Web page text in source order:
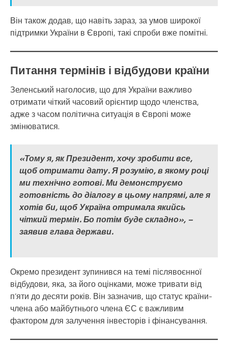
Він також додав, що навіть зараз, за умов широкої
підтримки України в Європі, такі спроби вже помітні.
Питання термінів і відбудови країни
Зеленський наголосив, що для України важливо
отримати чіткий часовий орієнтир щодо членства,
адже з часом політична ситуація в Європі може
змінюватися.
«Тому я, як Президент, хочу зробити все,
щоб отримати дату. Я розумію, в якому році
ми технічно готові. Ми демонструємо
готовність до діалогу в цьому напрямі, але я
хотів би, щоб Україна отримала якийсь
чіткий термін. Бо потім буде складно», –
заявив глава держави.
Окремо президент зупинився на темі післявоєнної
відбудови, яка, за його оцінками, може тривати від
п’яти до десяти років. Він зазначив, що статус країни-
члена або майбутнього члена ЄС є важливим
фактором для залучення інвесторів і фінансування.